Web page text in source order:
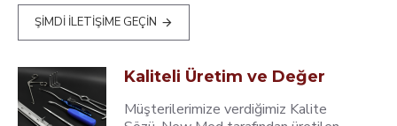
ŞIMDI İLETIŞIME GEÇIN
Kaliteli Üretim ve Değer
Müşterilerimize verdiğimiz Kalite